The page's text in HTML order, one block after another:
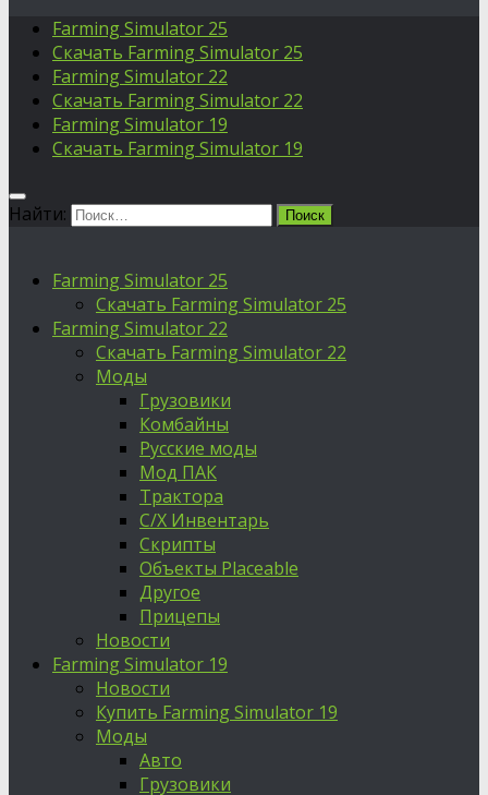
Farming Simulator 25
Скачать Farming Simulator 25
Farming Simulator 22
Скачать Farming Simulator 22
Farming Simulator 19
Скачать Farming Simulator 19
Найти:
Farming Simulator 25
Скачать Farming Simulator 25
Farming Simulator 22
Скачать Farming Simulator 22
Моды
Грузовики
Комбайны
Русские моды
Мод ПАК
Трактора
С/Х Инвентарь
Скрипты
Объекты Placeable
Другое
Прицепы
Новости
Farming Simulator 19
Новости
Купить Farming Simulator 19
Моды
Авто
Грузовики